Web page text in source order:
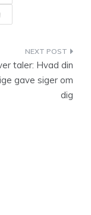
taler: Hvad din
gave siger om
dig